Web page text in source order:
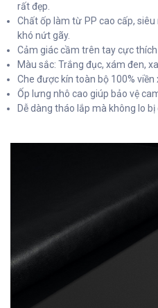
rất đẹp.
Chất ốp làm từ PP cao cấp,
khó nứt gãy.
Cảm giác cầm trên tay cực
Màu sắc: Trắng đục, xám đen,
Che được kín toàn bộ 100% viền
Ốp lưng nhô cao giúp bảo vệ
Dễ dàng tháo lắp mà không lo